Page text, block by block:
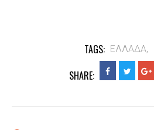
TAGS: ΕΛΛΑΔΑ,
SHARE: